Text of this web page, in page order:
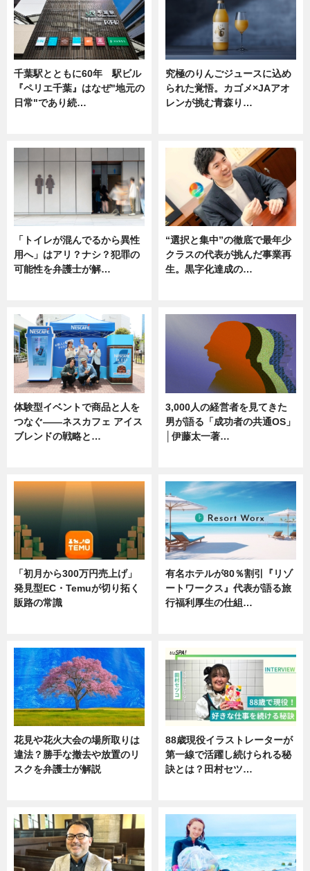
千葉駅とともに60年 駅ビル
『ペリエ千葉』はなぜ"地元の
日常"であり続…
究極のりんごジュースに込め
られた覚悟。カゴメ×JAアオ
レンが挑む青森り…
「トイレが混んでるから異性
用へ」はアリ？ナシ？犯罪の
可能性を弁護士が解…
“選択と集中”の徹底で最年少
クラスの代表が挑んだ事業再
生。黒字化達成の…
体験型イベントで商品と人を
つなぐ――ネスカフェ アイス
ブレンドの戦略と…
3,000人の経営者を見てきた
男が語る「成功者の共通OS」
│伊藤太一著…
「初月から300万円売上げ」
発見型EC・Temuが切り拓く
販路の常識
有名ホテルが80％割引『リゾ
ートワークス』代表が語る旅
行福利厚生の仕組…
花見や花火大会の場所取りは
違法？勝手な撤去や放置のリ
スクを弁護士が解説
88歳現役イラストレーターが
第一線で活躍し続けられる秘
訣とは？田村セツ…